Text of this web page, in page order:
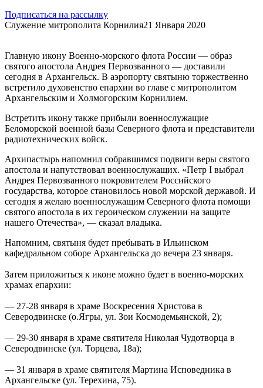
Подписаться на рассылку
Служение митрополита Корнилия21 Января 2020
Главную икону Военно-морского флота России — образ
святого апостола Андрея Первозванного — доставили
сегодня в Архангельск. В аэропорту святыню торжественно
встретило духовенство епархии во главе с митрополитом
Архангельским и Холмогорским Корнилием.
Встретить икону также прибыли военнослужащие
Беломорской военной базы Северного флота и представители
радиотехнических войск.
Архипастырь напомнил собравшимся подвиги веры святого
апостола и напутствовал военнослужащих. «Петр I выбрал
Андрея Первозванного покровителем Российского
государства, которое становилось новой морской державой. И
сегодня я желаю военнослужащим Северного флота помощи
святого апостола в их героическом служении на защите
нашего Отечества», — сказал владыка.
Напомним, святыня будет пребывать в Ильинском
кафедральном соборе Архангельска до вечера 23 января.
Затем приложиться к иконе можно будет в военно-морских
храмах епархии:
— 27-28 января в храме Воскресения Христова в
Северодвинске (о.Ягры, ул. Зои Космодемьянской, 2);
— 29-30 января в храме святителя Николая Чудотворца в
Северодвинске (ул. Торцева, 18а);
— 31 января в храме святителя Мартина Исповедника в
Архангельске (ул. Терехина, 75).